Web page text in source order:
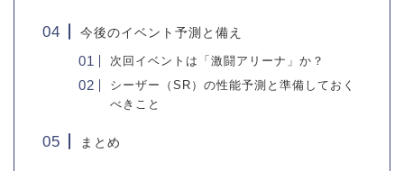
今後のイベント予測と備え
次回イベントは「激闘アリーナ」か？
シーザー（SR）の性能予測と準備しておく
べきこと
まとめ